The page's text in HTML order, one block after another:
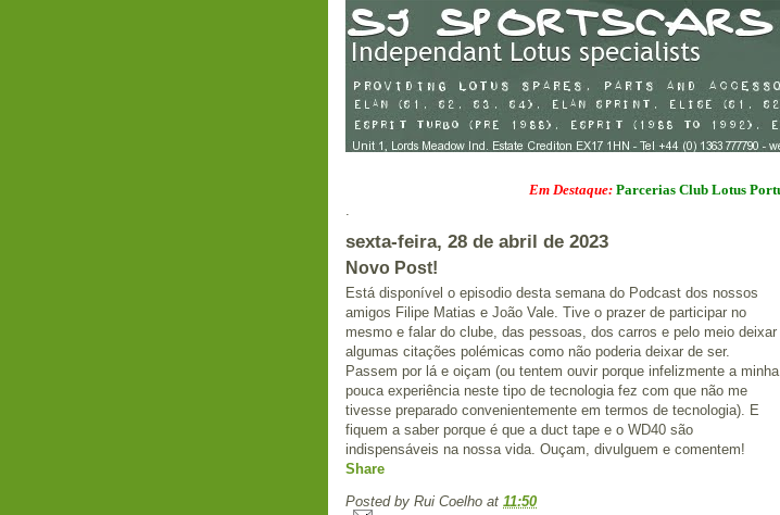
Em Destaque:Parcerias Club Lotus Portugal
sexta-feira, 28 de abril de 2023
Novo Post!
Está disponível o episodio desta semana do Podcast dos nossos
amigos Filipe Matias e João Vale. Tive o prazer de participar no
mesmo e falar do clube, das pessoas, dos carros e pelo meio deixar
algumas citações polémicas como não poderia deixar de ser.
Passem por lá e oiçam (ou tentem ouvir porque infelizmente a minha
pouca experiência neste tipo de tecnologia fez com que não me
tivesse preparado convenientemente em termos de tecnologia). E
fiquem a saber porque é que a duct tape e o WD40 são
indispensáveis na nossa vida. Ouçam, divulguem e comentem!
Share
Posted by Rui Coelho at 11:50